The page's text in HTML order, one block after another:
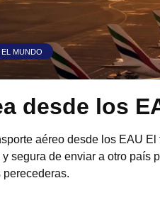
MUNDO
desde los
aéreo desde los EAU
segura de enviar a otro país